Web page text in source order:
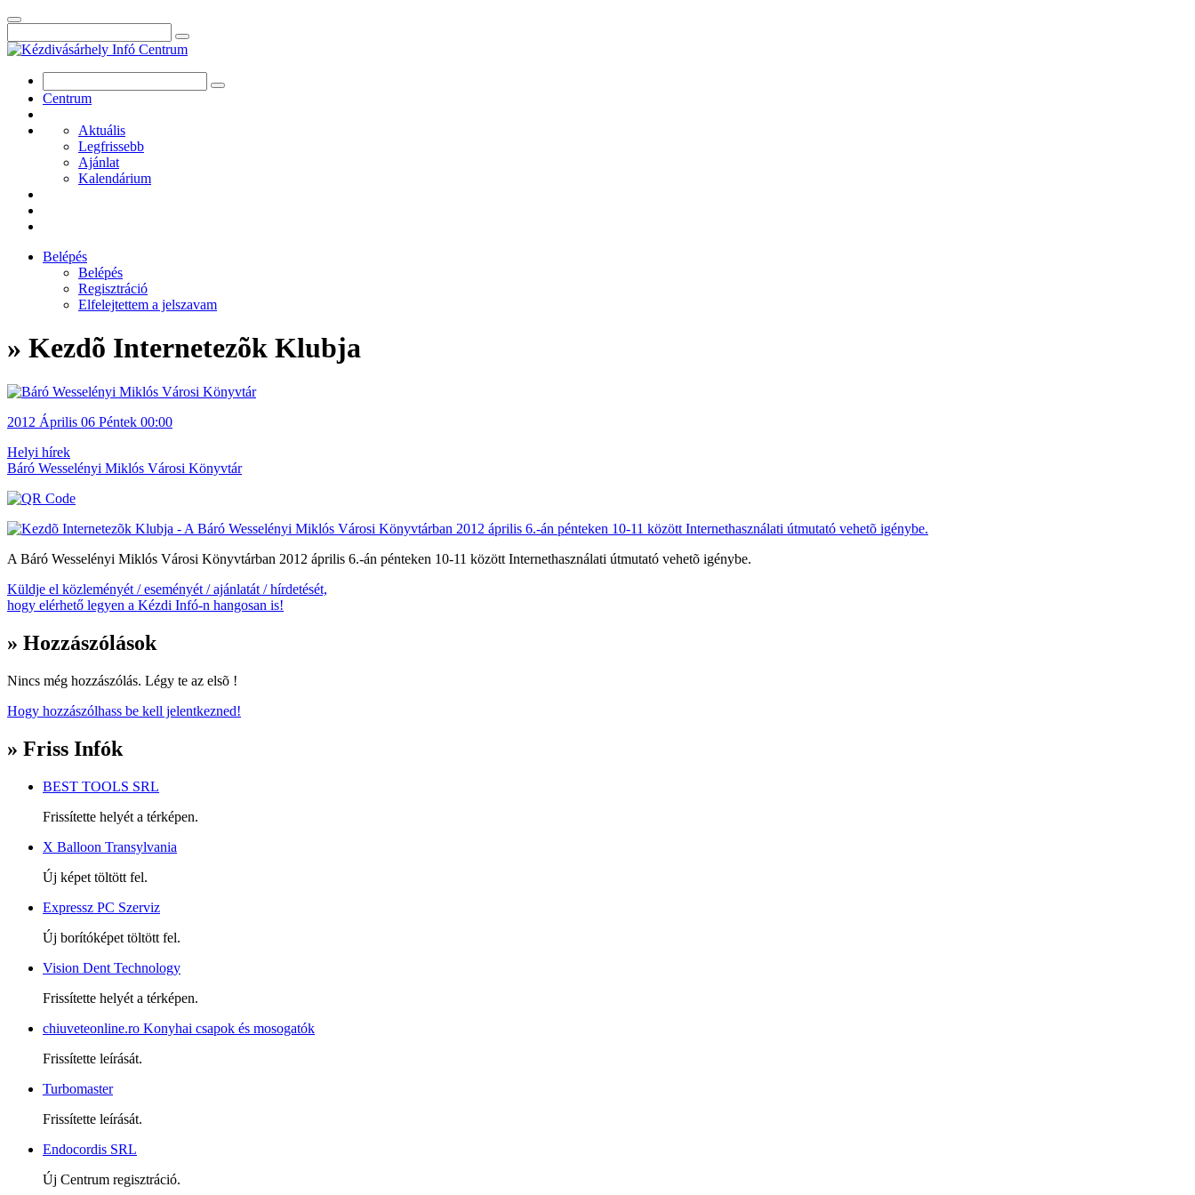
Centrum
Aktuális
Legfrissebb
Ajánlat
Kalendárium
Belépés
Belépés
Regisztráció
Elfelejtettem a jelszavam
» Kezdõ Internetezõk Klubja
2012 Április 06 Péntek 00:00
Helyi hírek
Báró Wesselényi Miklós Városi Könyvtár
A Báró Wesselényi Miklós Városi Könyvtárban 2012 április 6.-án pénteken 10-11 között Internethasználati útmutató vehetõ igénybe.
Küldje el közleményét / eseményét / ajánlatát / hírdetését,
hogy elérhető legyen a Kézdi Infó-n hangosan is!
» Hozzászólások
Nincs még hozzászólás. Légy te az elsõ !
Hogy hozzászólhass be kell jelentkezned!
» Friss Infók
BEST TOOLS SRL
Frissítette helyét a térképen.
X Balloon Transylvania
Új képet töltött fel.
Expressz PC Szerviz
Új borítóképet töltött fel.
Vision Dent Technology
Frissítette helyét a térképen.
chiuveteonline.ro Konyhai csapok és mosogatók
Frissítette leírását.
Turbomaster
Frissítette leírását.
Endocordis SRL
Új Centrum regisztráció.